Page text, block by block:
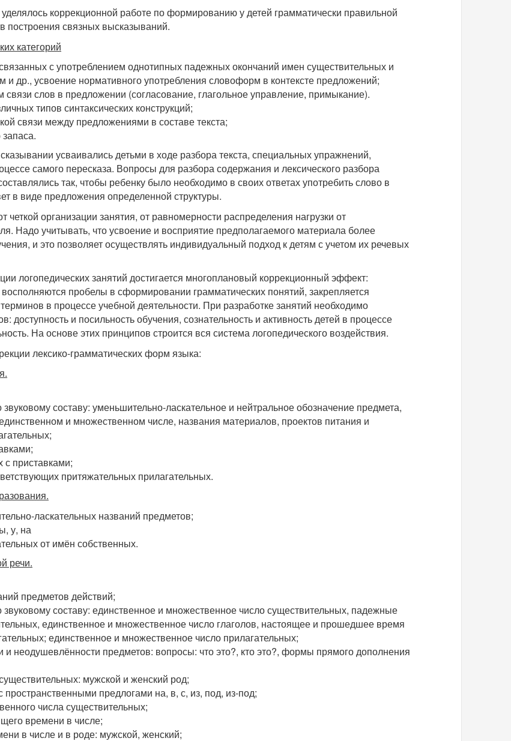
коррекционной работе по формированию у детей грамматически правильной
построения связных высказываний.
категорий
с употреблением однотипных падежных окончаний имен существительных и
и др., усвоение нормативного употребления словоформ в контексте предложений;
слов в предложении (согласование, глагольное управление, примыкание).
типов синтаксических конструкций;
связи между предложениями в составе текста;
усваивались детьми в ходе разбора текста, специальных упражнений,
самого пересказа. Вопросы для разбора содержания и лексического разбора
так, чтобы ребенку было необходимо в своих ответах употребить слово в
в виде предложения определенной структуры.
организации занятия, от равномерности распределения нагрузки от
Надо учитывать, что усвоение и восприятие предполагаемого материала более
и это позволяет осуществлять индивидуальный подход к детям с учетом их речевых
логопедических занятий достигается многоплановый коррекционный эффект:
пробелы в сформировании грамматических понятий, закрепляется
в процессе учебной деятельности. При разработке занятий необходимо
доступность и посильность обучения, сознательность и активность детей в процессе
На основе этих принципов строится вся система логопедического воздействия.
лексико-грамматических форм языка:
составу: уменьшительно-ласкательное и нейтральное обозначение предмета,
и множественном числе, названия материалов, проектов питания и
приставками;
притяжательных прилагательных.
ласкательных названий предметов;
у, на
от имён собственных.
речи.
предметов действий;
составу: единственное и множественное число существительных, падежные
единственное и множественное число глаголов, настоящее и прошедшее время
единственное и множественное число прилагательных;
и неодушевлённости предметов: вопросы: что это?, кто это?, формы прямого дополнения
мужской и женский род;
предлогами на, в, с, из, под, из-под;
числа существительных;
времени в числе;
в числе и в роде: мужской, женский;